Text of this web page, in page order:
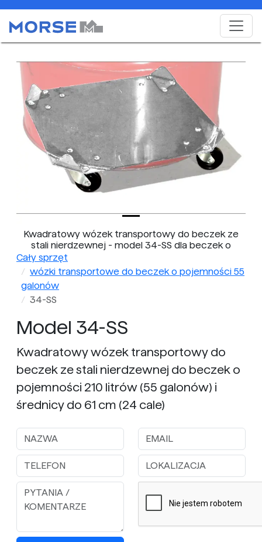
Kwadratowy wózek transportowy do beczek ze
stali nierdzewnej - model 34-SS dla beczek o
pojemności 55 galonów (210 litrów)
Cały sprzęt
wózki transportowe do beczek o pojemności 55
galonów
34-SS
Model 34-SS
Kwadratowy wózek transportowy do
beczek ze stali nierdzewnej do beczek o
pojemności 210 litrów (55 galonów) i
średnicy do 61 cm (24 cale)